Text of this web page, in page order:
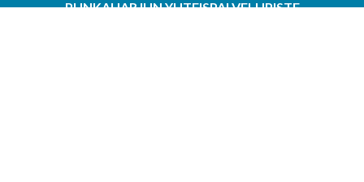
PUNKAHARJUN YHTEISPALVELUPISTE